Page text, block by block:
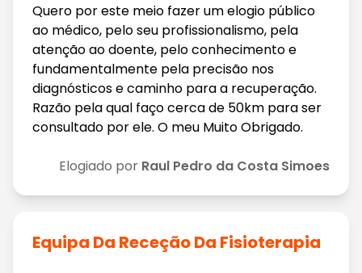
Quero por este meio fazer um elogio público
ao médico, pelo seu profissionalismo, pela
atenção ao doente, pelo conhecimento e
fundamentalmente pela precisão nos
diagnósticos e caminho para a recuperação.
Razão pela qual faço cerca de 50km para ser
consultado por ele. O meu Muito Obrigado.
Elogiado por Raul Pedro da Costa Simoes
Equipa Da Receção Da Fisioterapia